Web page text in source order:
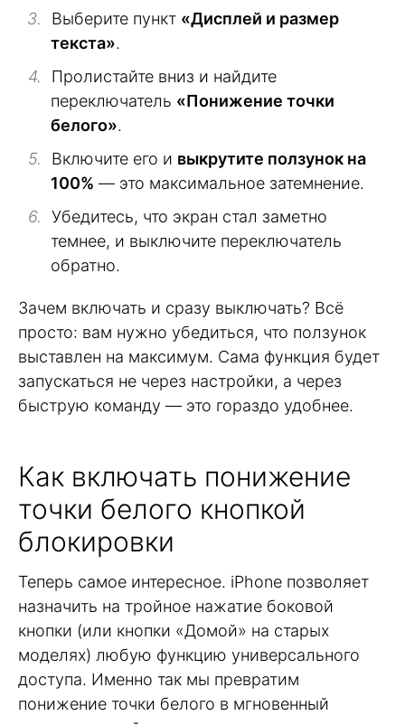
Выберите пункт «Дисплей и размер
текста».
Пролистайте вниз и найдите
переключатель «Понижение точки
белого».
Включите его и выкрутите ползунок на
100% — это максимальное затемнение.
Убедитесь, что экран стал заметно
темнее, и выключите переключатель
обратно.
Зачем включать и сразу выключать? Всё
просто: вам нужно убедиться, что ползунок
выставлен на максимум. Сама функция будет
запускаться не через настройки, а через
быструю команду — это гораздо удобнее.
Как включать понижение
точки белого кнопкой
блокировки
Теперь самое интересное. iPhone позволяет
назначить на тройное нажатие боковой
кнопки (или кнопки «Домой» на старых
моделях) любую функцию универсального
доступа. Именно так мы превратим
понижение точки белого в мгновенный